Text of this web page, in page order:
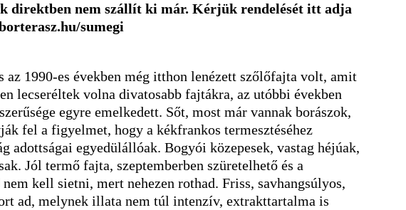
direktben nem szállít ki már. Kérjük rendelését itt adja
sumegi
az 1990-es években még itthon lenézett szőlőfajta volt, amit
lecseréltek volna divatosabb fajtákra, az utóbbi években
egyre emelkedett. Sőt, most már vannak borászok,
fel a figyelmet, hogy a kékfrankos termesztéséhez
adottságai egyedülállóak. Bogyói közepesek, vastag héjúak,
Jól termő fajta, szeptemberben szüretelhető és a
nem kell sietni, mert nehezen rothad. Friss, savhangsúlyos,
ad, melynek illata nem túl intenzív, extrakttartalma is